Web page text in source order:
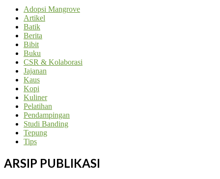
Adopsi Mangrove
Artikel
Batik
Berita
Bibit
Buku
CSR & Kolaborasi
Jajanan
Kaus
Kopi
Kuliner
Pelatihan
Pendampingan
Studi Banding
Tepung
Tips
ARSIP PUBLIKASI